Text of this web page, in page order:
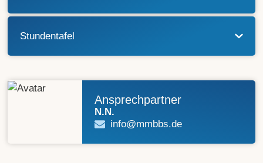
Stundentafel
Ansprechpartner
N.N.
info@mmbbs.de